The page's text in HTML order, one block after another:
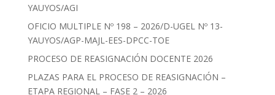
YAUYOS/AGI
OFICIO MULTIPLE Nº 198 – 2026/D-UGEL Nº 13-
YAUYOS/AGP-MAJL-EES-DPCC-TOE
PROCESO DE REASIGNACIÓN DOCENTE 2026
PLAZAS PARA EL PROCESO DE REASIGNACIÓN –
ETAPA REGIONAL – FASE 2 – 2026